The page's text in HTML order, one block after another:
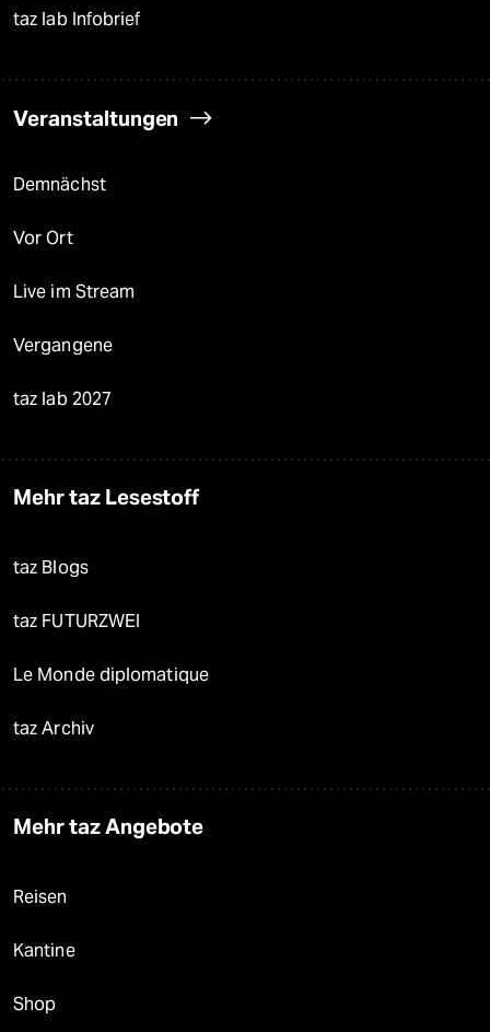
taz lab Infobrief
Veranstaltungen
Demnächst
Vor Ort
Live im Stream
Vergangene
taz lab 2027
Mehr taz Lesestoff
taz Blogs
taz FUTURZWEI
Le Monde diplomatique
taz Archiv
Mehr taz Angebote
Reisen
Kantine
Shop